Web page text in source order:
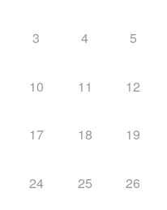
3 4 5
10 11 12
17 18 19
24 25 26